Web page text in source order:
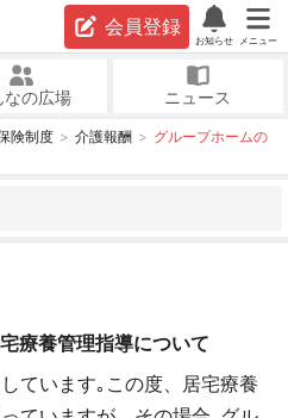
会員登録
お知らせ メニュー
なの広場 ニュース
険制度 介護報酬
グループホームの
療養管理指導について
ています｡この度、居宅療養